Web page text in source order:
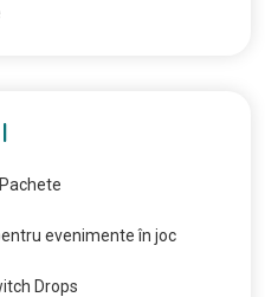
evenimente în joc
Drops